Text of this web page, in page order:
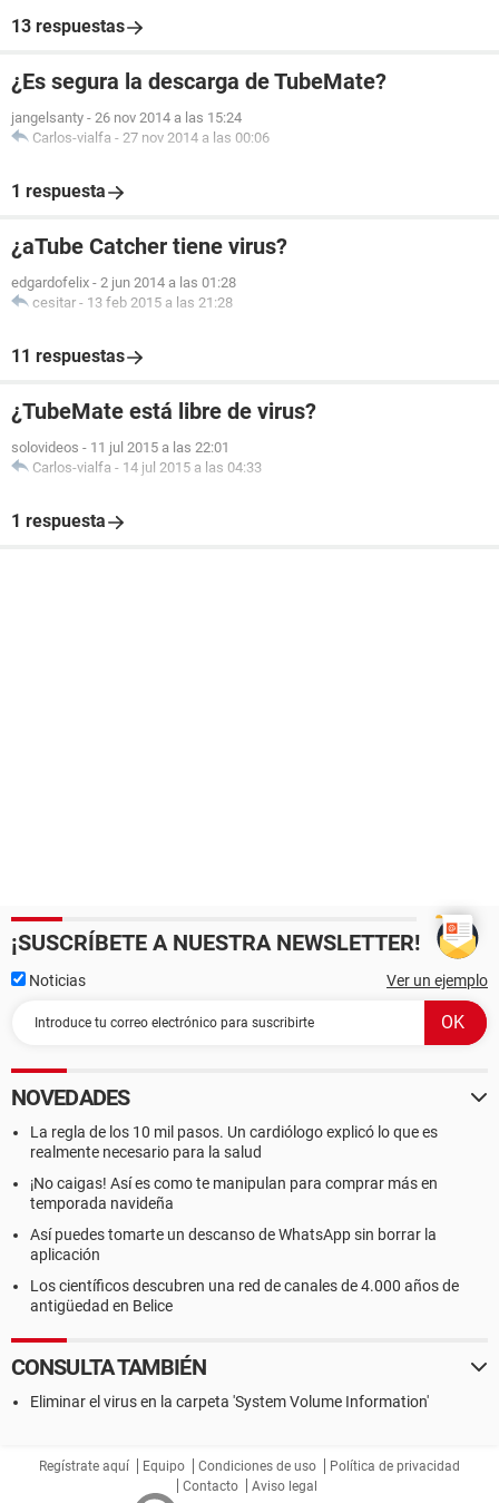
13 respuestas
¿Es segura la descarga de TubeMate?
jangelsanty - 26 nov 2014 a las 15:24
Carlos-vialfa - 27 nov 2014 a las 00:06
1 respuesta
¿aTube Catcher tiene virus?
edgardofelix - 2 jun 2014 a las 01:28
cesitar - 13 feb 2015 a las 21:28
11 respuestas
¿TubeMate está libre de virus?
solovideos - 11 jul 2015 a las 22:01
Carlos-vialfa - 14 jul 2015 a las 04:33
1 respuesta
¡SUSCRÍBETE A NUESTRA NEWSLETTER!
Noticias Ver un ejemplo
NOVEDADES
La regla de los 10 mil pasos. Un cardiólogo explicó lo que es
realmente necesario para la salud
¡No caigas! Así es como te manipulan para comprar más en
temporada navideña
Así puedes tomarte un descanso de WhatsApp sin borrar la
aplicación
Los científicos descubren una red de canales de 4.000 años de
antigüedad en Belice
CONSULTA TAMBIÉN
Eliminar el virus en la carpeta 'System Volume Information'
Regístrate aquí Equipo Condiciones de uso
Política de privacidad
Contacto
Aviso legal